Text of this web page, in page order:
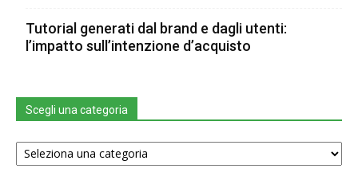
Tutorial generati dal brand e dagli utenti:
l’impatto sull’intenzione d’acquisto
Scegli una categoria
Scegli
una